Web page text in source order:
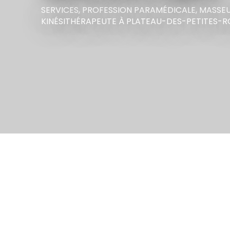
SERVICES, PROFESSION PARAMÉDICALE,
KINÉSITHÉRAPEUTE À PLATEAU-DES-PETITES-